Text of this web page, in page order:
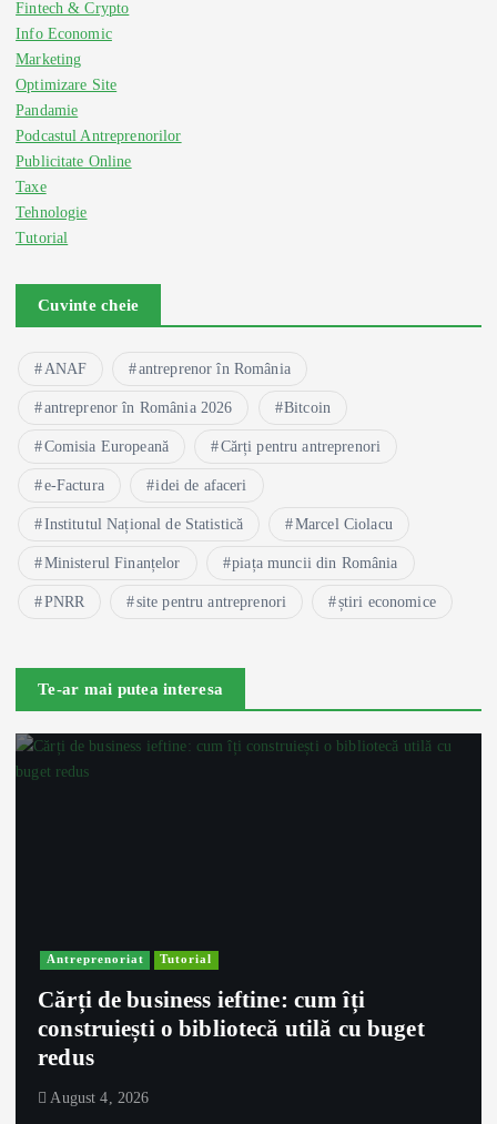
Fintech & Crypto
Info Economic
Marketing
Optimizare Site
Pandamie
Podcastul Antreprenorilor
Publicitate Online
Taxe
Tehnologie
Tutorial
Cuvinte cheie
ANAF antreprenor în România
antreprenor în România 2026 Bitcoin
Comisia Europeană Cărți pentru antreprenori
e-Factura idei de afaceri
Institutul Național de Statistică Marcel Ciolacu
Ministerul Finanțelor piața muncii din România
PNRR site pentru antreprenori știri economice
Te-ar mai putea interesa
Antreprenoriat Tutorial
Cărți de business ieftine: cum îți
construiești o bibliotecă utilă cu buget
redus
August 4, 2026